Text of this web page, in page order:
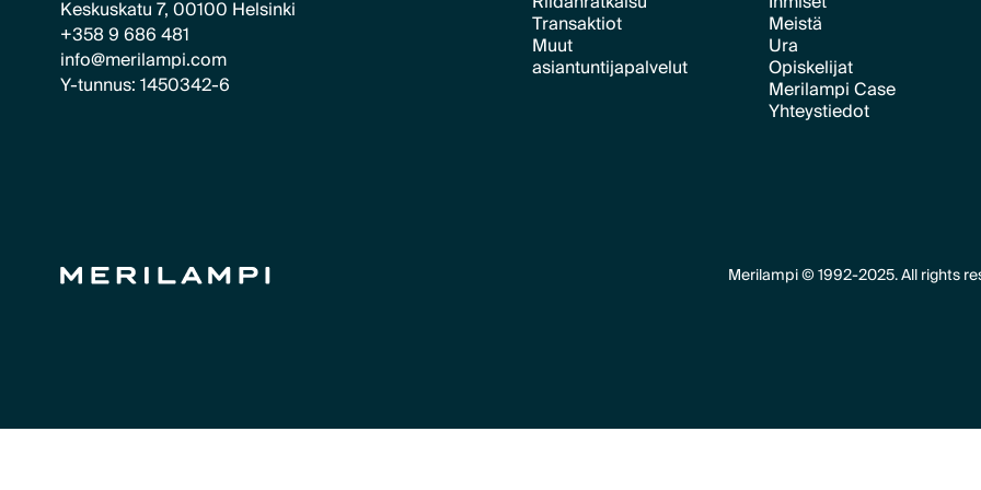
Keskuskatu 7, 00100 Helsinki
+358 9 686 481
info@merilampi.com
Y-tunnus: 1450342-6
Text Link
Transaktiot
Text Link
Muut
asiantuntijapalvelut
Text Link
Meistä
Text Link
Ura
Text Link
Opiskelijat
Text Link
Merilampi Case
Text Link
Yhteystiedot
Merilampi © 1992-2025. All rights